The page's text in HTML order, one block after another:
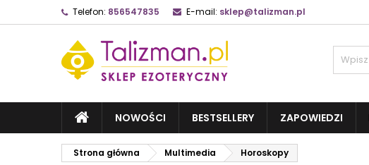
Telefon: 856547835 E-mail: sklep@talizman.pl
NOWOŚCI BESTSELLERY ZAPOWIEDZI
Strona główna Multimedia Horoskopy